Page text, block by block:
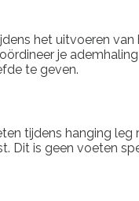
het uitvoeren
je
te geven.
tijdens hanging
Dit is geen voeten